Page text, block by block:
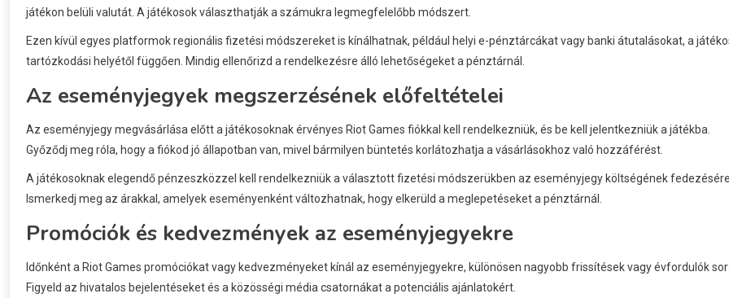
játékon belüli valutát. A játékosok választhatják a számukra legmegfelelőbb módszert.
Ezen kívül egyes platformok regionális fizetési módszereket is kínálhatnak, például helyi e-pénztárcákat vagy banki átutalásokat, a
tartózkodási helyétől függően. Mindig ellenőrizd a rendelkezésre álló lehetőségeket a pénztárnál.
Az eseményjegyek megszerzésének előfeltételei
Az eseményjegy megvásárlása előtt a játékosoknak érvényes Riot Games fiókkal kell rendelkezniük, és be kell jelentkezniük a játékba.
Győződj meg róla, hogy a fiókod jó állapotban van, mivel bármilyen büntetés korlátozhatja a vásárlásokhoz való hozzáférést.
A játékosoknak elegendő pénzeszközzel kell rendelkezniük a választott fizetési módszerükben az eseményjegy költségének
Ismerkedj meg az árakkal, amelyek eseményenként változhatnak, hogy elkerüld a meglepetéseket a pénztárnál.
Promóciók és kedvezmények az eseményjegyekre
Időnként a Riot Games promóciókat vagy kedvezményeket kínál az eseményjegyekre, különösen nagyobb frissítések vagy évfordulók
Figyeld az hivatalos bejelentéseket és a közösségi média csatornákat a potenciális ajánlatokért.